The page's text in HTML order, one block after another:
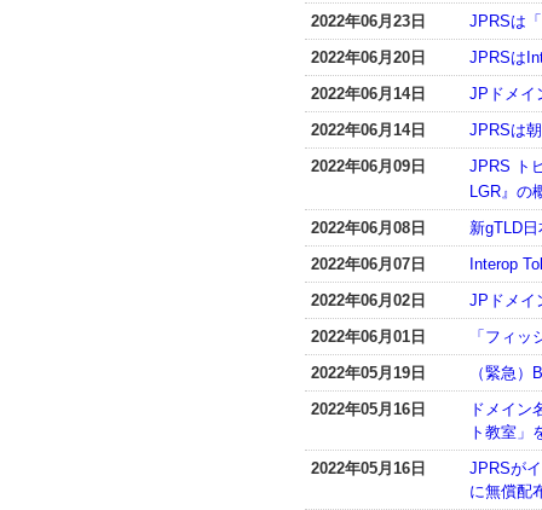
2022年06月23日
JPRSは
2022年06月20日
JPRSは
2022年06月14日
JPドメイ
2022年06月14日
JPRSは
2022年06月09日
JPRS ト
LGR』の
2022年06月08日
新gTLD
2022年06月07日
Interop
2022年06月02日
JPドメイ
2022年06月01日
「フィ
2022年05月19日
（緊急
2022年05月16日
ドメイン
ト教室」
2022年05月16日
JPRSが
に無償配